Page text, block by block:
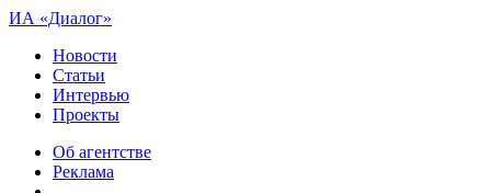
ИА «Диалог»
Новости
Статьи
Интервью
Проекты
Об агентстве
Реклама